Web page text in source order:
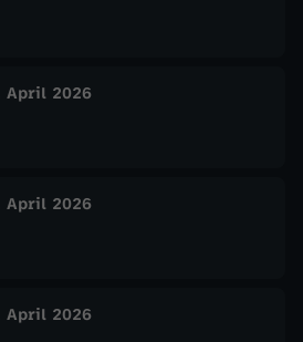
April 2026
April 2026
April 2026